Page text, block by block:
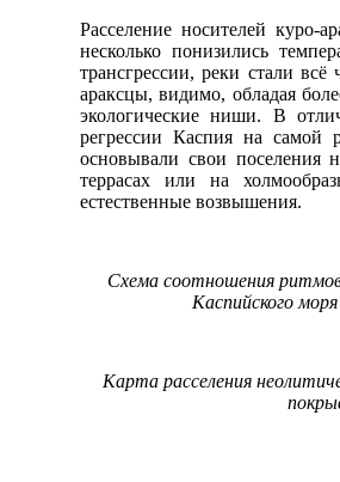
Расселение носителей куро-
несколько понизились
трансгрессии, реки стали
араксцы, видимо, обладая
экологические ниши. В
регрессии Каспия на самой
основывали свои поселения
террасах или на
естественные возвышения.
Схема соотношения
Каспийского
Карта расселения